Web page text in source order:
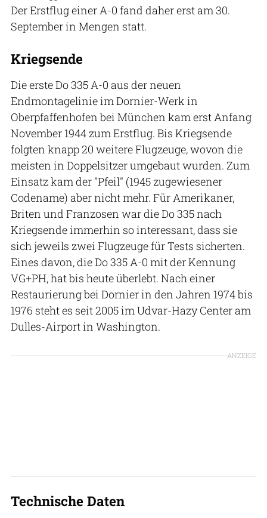
Der Erstflug einer A-0 fand daher erst am 30.
September in Mengen statt.
Kriegsende
Die erste Do 335 A-0 aus der neuen
Endmontagelinie im Dornier-Werk in
Oberpfaffenhofen bei München kam erst Anfang
November 1944 zum Erstflug. Bis Kriegsende
folgten knapp 20 weitere Flugzeuge, wovon die
meisten in Doppelsitzer umgebaut wurden. Zum
Einsatz kam der "Pfeil" (1945 zugewiesener
Codename) aber nicht mehr. Für Amerikaner,
Briten und Franzosen war die Do 335 nach
Kriegsende immerhin so interessant, dass sie
sich jeweils zwei Flugzeuge für Tests sicherten.
Eines davon, die Do 335 A-0 mit der Kennung
VG+PH, hat bis heute überlebt. Nach einer
Restaurierung bei Dornier in den Jahren 1974 bis
1976 steht es seit 2005 im Udvar-Hazy Center am
Dulles-Airport in Washington.
ANZEIGE
Technische Daten